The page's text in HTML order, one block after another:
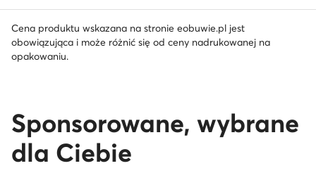
Cena produktu wskazana na stronie eobuwie.pl jest
obowiązująca i może różnić się od ceny nadrukowanej na
opakowaniu.
Sponsorowane, wybrane
dla Ciebie